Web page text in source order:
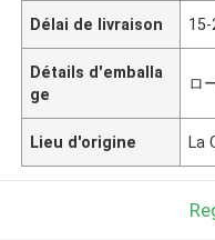
Délai de livraison
Détails d'emballa
ge
ロ
Lieu d'origine La